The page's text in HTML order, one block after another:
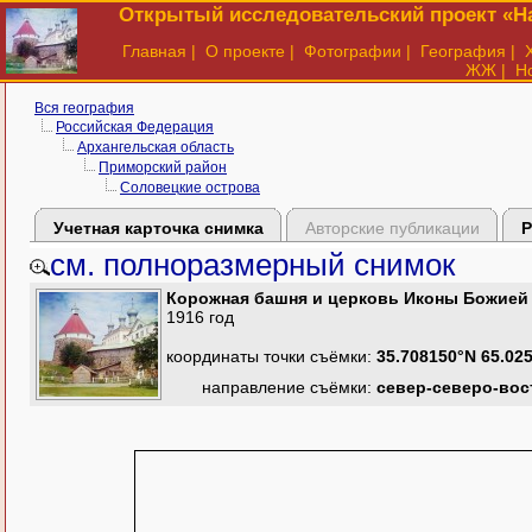
Открытый исследовательский проект
Главная | О проекте | Фотографии | География |
ЖЖ |
Вся география
Российская Федерация
Архангельская область
Приморский район
Соловецкие острова
Учетная карточка снимка Авторские публикации
см. полноразмерный снимок
Корожная башня и церковь Иконы
1916 год
координаты точки съёмки: 35.708150°N
направление съёмки: север-северо-